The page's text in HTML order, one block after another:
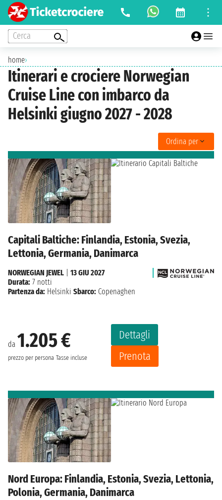
Cerca
home›
Itinerari e crociere Norwegian
Cruise Line con imbarco da
Helsinki giugno 2027 - 2028
Ordina per
Capitali Baltiche: Finlandia, Estonia, Svezia,
Lettonia, Germania, Danimarca
da 1.205 €
prezzo per persona Tasse incluse
Dettagli
Prenota
NORWEGIAN JEWEL
13 GIU 2027
Durata: 7 notti
Partenza da: Helsinki Sbarco: Copenaghen
Nord Europa: Finlandia, Estonia, Svezia, Lettonia,
Polonia, Germania, Danimarca